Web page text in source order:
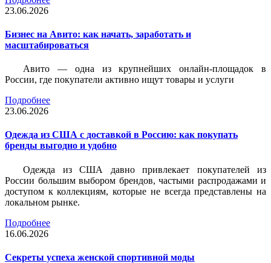
23.06.2026
Бизнес на Авито: как начать, заработать и
масштабироваться
Авито — одна из крупнейших онлайн-площадок в
России, где покупатели активно ищут товары и услуги
Подробнее
23.06.2026
Одежда из США с доставкой в Россию: как покупать
бренды выгодно и удобно
Одежда из США давно привлекает покупателей из
России большим выбором брендов, частыми распродажами и
доступом к коллекциям, которые не всегда представлены на
локальном рынке.
Подробнее
16.06.2026
Секреты успеха женской спортивной моды